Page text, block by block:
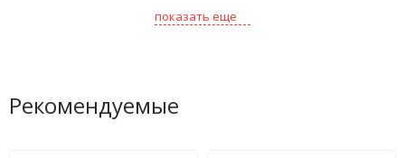
показать еще
Рекомендуемые